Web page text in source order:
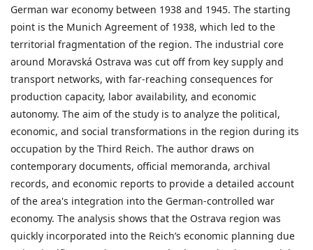
German war economy between 1938 and 1945. The starting
point is the Munich Agreement of 1938, which led to the
territorial fragmentation of the region. The industrial core
around Moravská Ostrava was cut off from key supply and
transport networks, with far-reaching consequences for
production capacity, labor availability, and economic
autonomy. The aim of the study is to analyze the political,
economic, and social transformations in the region during its
occupation by the Third Reich. The author draws on
contemporary documents, official memoranda, archival
records, and economic reports to provide a detailed account
of the area's integration into the German-controlled war
economy. The analysis shows that the Ostrava region was
quickly incorporated into the Reich’s economic planning due